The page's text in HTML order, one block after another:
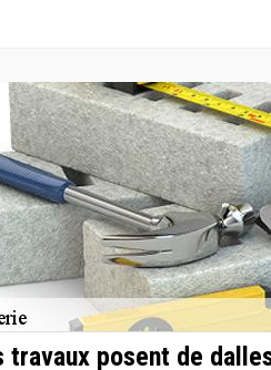
travaux posent de